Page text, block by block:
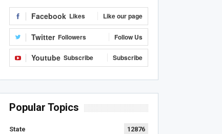
Facebook Likes Like our page
Twitter Followers Follow Us
Youtube Subscribe Subscribe
Popular Topics
State 12876